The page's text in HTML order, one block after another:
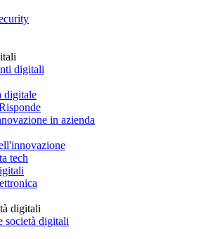
digitali
digitale
in azienda
tech
digitali
società digitali